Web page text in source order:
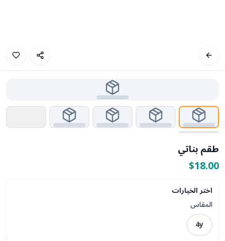
طقم بناتي
$18.00
اختر الخيارات
المقاس
4y